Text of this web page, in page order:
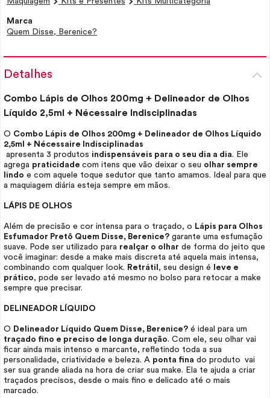
Marca
Quem Disse, Berenice?
Detalhes
Combo Lápis de Olhos 200mg + Delineador de Olhos
Líquido 2,5ml + Nécessaire Indisciplinadas
O Combo Lápis de Olhos 200mg + Delineador de Olhos Líquido
2,5ml + Nécessaire Indisciplinadas
apresenta 3 produtos indispensáveis para o seu dia a dia. Ele
agrega praticidade com itens que vão deixar o seu olhar sempre
lindo e com aquele toque sedutor que tanto amamos. Ideal para que
a maquiagem diária esteja sempre em mãos.
LÁPIS DE OLHOS
Além de precisão e cor intensa para o traçado, o Lápis para Olhos
Esfumador Pretô Quem Disse, Berenice? garante uma esfumação
suave. Pode ser utilizado para realçar o olhar de forma do jeito que
você imaginar: desde a make mais discreta até aquela mais intensa,
combinando com qualquer look. Retrátil , seu design é
leve e
prático, pode ser levado até mesmo no bolso para retocar a make
sempre que precisar.
DELINEADOR LÍQUIDO
O Delineador Líquido Quem Disse, Berenice? é ideal para um
traçado fino e preciso de longa duração. Com ele, seu olhar vai
ficar ainda mais intenso e marcante, refletindo toda a sua
personalidade, criatividade e beleza. A ponta fina do produto vai
ser sua grande aliada na hora de criar sua make. Ela te ajuda a criar
traçados precisos, desde o mais fino e delicado até o mais
marcado.